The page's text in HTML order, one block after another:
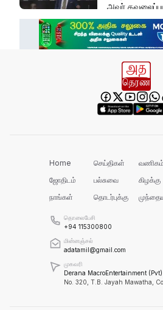
அவர்
இது அதனுடன்
பல
நாசமாகிறது!
தமிழர்
அரசின் மீது
Home செய்திகள் வணிகம்
ஜோதிடம்
பல்சுவை கிழக்கு
நாங்கள்
தொடர்புக்கு
தொலைபேசி
+94 115300800
மின்னஞ்சல்
adatamil@gmail.com
முகவரி
Derana MacroEntertainment (Pvt)
No. 320, T.B. Jayah Mawatha,